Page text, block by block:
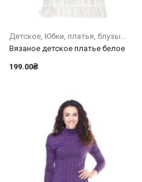
Детское Юбки, платья, блузы
Вязаное детское платье белое
199.00₴